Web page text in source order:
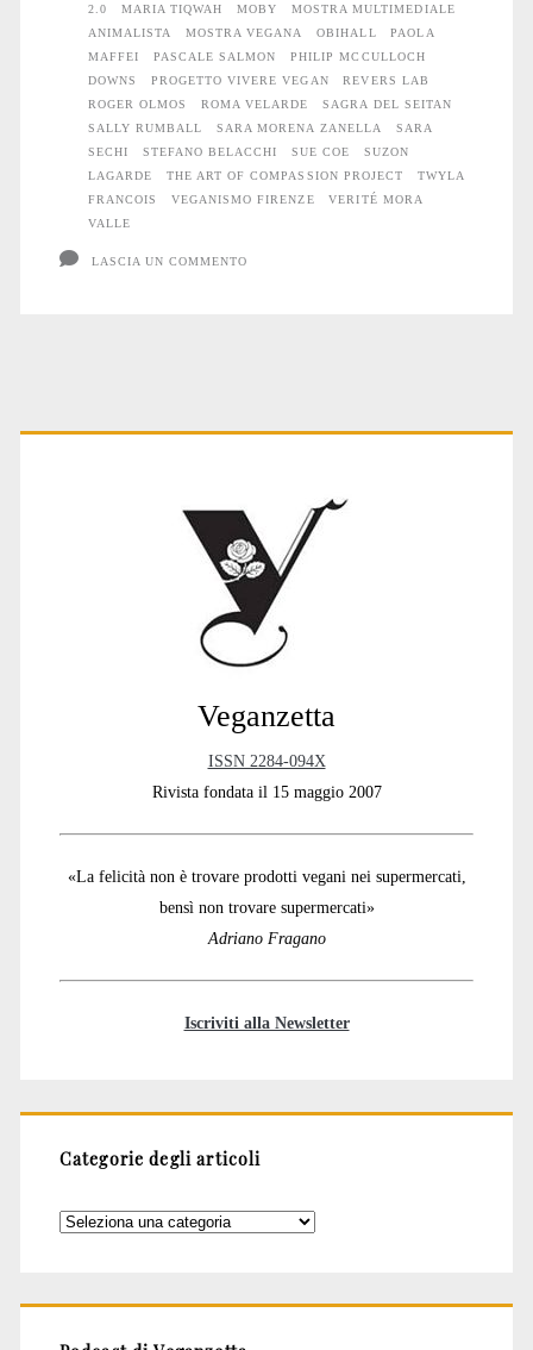
2.0
MARIA TIQWAH MOBY
MOSTRA MULTIMEDIALE
ANIMALISTA
MOSTRA VEGANA OBIHALL
PAOLA
MAFFEI
PASCALE SALMON
PHILIP MCCULLOCH
DOWNS
PROGETTO VIVERE VEGAN
REVERS LAB
ROGER OLMOS
ROMA VELARDE
SAGRA DEL SEITAN
SALLY RUMBALL
SARA MORENA ZANELLA
SARA
SECHI
STEFANO BELACCHI SUE COE
SUZON
LAGARDE
THE ART OF COMPASSION PROJECT
TWYLA
FRANCOIS
VEGANISMO FIRENZE
VERITÉ MORA
VALLE
LASCIA UN COMMENTO
Primary
Veganzetta
ISSN 2284-094X
Rivista fondata il 15 maggio 2007
«La felicità non è trovare prodotti vegani nei supermercati,
bensì non trovare supermercati»
Adriano Fragano
Iscriviti alla Newsletter
Categorie degli articoli
Categorie